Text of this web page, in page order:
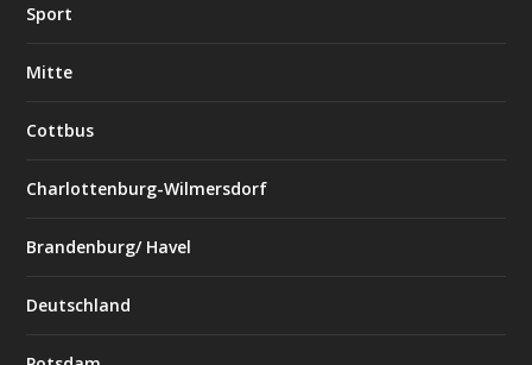
Sport
Mitte
Cottbus
Charlottenburg-Wilmersdorf
Brandenburg/ Havel
Deutschland